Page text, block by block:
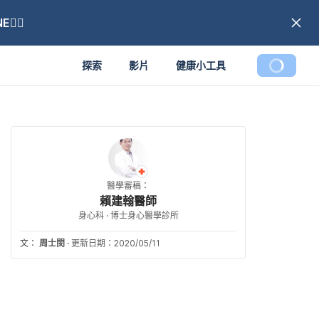
探索 影片 健康小工具
醫學審稿：
賴建翰醫師
身心科 · 博士身心醫學診所
文： 周士閔 · 更新日期：2020/05/11